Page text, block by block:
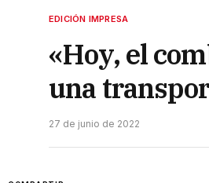
EDICIÓN IMPRESA
«Hoy, el
una
27 de junio de 2022